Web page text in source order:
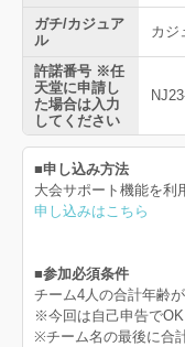
ガチ/カジュア
ル
カジ
許諾番号 ※任
天堂に申請し
た場合は入力
してください
■申し込み方法
大会サポート機能を利
申し込みはこちら
■参加必須条件
チーム4人の合計年齢
※今回は自己申告でOK
※チーム名の最後に合